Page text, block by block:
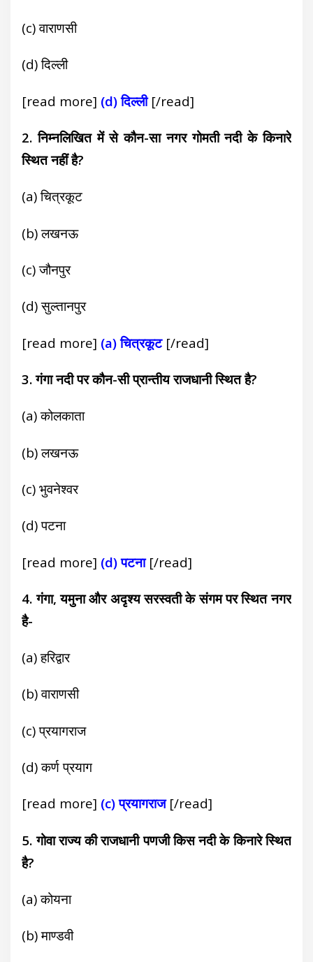
(c) वाराणसी
(d) दिल्ली
[read more] (d) दिल्ली[/read]
2. निम्नलिखित में से कौन-सा नगर गोमती नदी के किनारे
स्थित नहीं है?
(a) चित्रकूट
(b) लखनऊ
(c) जौनपुर
(d) सुल्तानपुर
[read more] (a) चित्रकूट[/read]
3. गंगा नदी पर कौन-सी प्रान्तीय राजधानी स्थित है?
(a) कोलकाता
(b) लखनऊ
(c) भुवनेश्वर
(d) पटना
[read more] (d) पटना[/read]
4. गंगा, यमुना और अदृश्य सरस्वती के संगम पर स्थित नगर
है-
(a) हरिद्वार
(b) वाराणसी
(c) प्रयागराज
(d) कर्ण प्रयाग
[read more] (c) प्रयागराज[/read]
5. गोवा राज्य की राजधानी पणजी किस नदी के किनारे स्थित
है?
(a) कोयना
(b) माण्डवी